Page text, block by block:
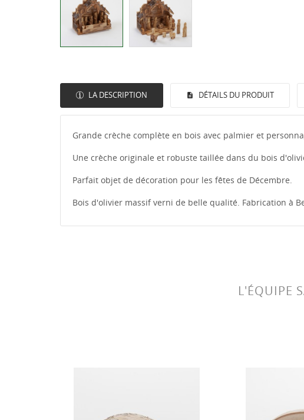
LA DESCRIPTION DÉTAILS DU PRODUIT
Grande crèche complète en bois avec palmier et
Une crèche originale et robuste taillée dans du bois
Parfait objet de décoration pour les fêtes de Décembre.
Bois d'olivier massif verni de belle qualité. Fabrication à
L'ÉQUIPE